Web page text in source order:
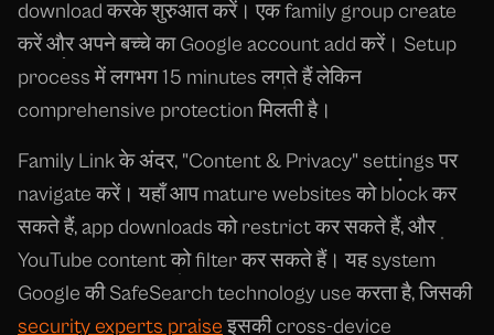
download करके शुरुआत करें। एक family group create
करें और अपने बच्चे का Google account add करें। Setup
process में लगभग 15 minutes लगते हैं लेकिन
comprehensive protection मिलती है।
Family Link के अंदर, "Content & Privacy" settings पर
navigate करें। यहाँ आप mature websites को block कर
सकते हैं, app downloads को restrict कर सकते हैं, और
YouTube content को filter कर सकते हैं। यह system
Google की SafeSearch technology use करता है, जिसकी
security experts praise इसकी cross-device